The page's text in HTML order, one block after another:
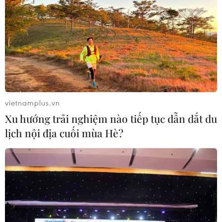
03/08/2026 03:13
Lịch thi đấu ASEAN Cup 2026 ngày
3/8: Việt Nam quyết đấu Indonesia
03/08/2026 01:40
Nhận định Việt Nam vs
Indonesia: Thầy Kim cần thay đổi để
giành chiến thắng?
03/08/2026 00:06
Đội tuyển Futsal Việt Nam giành
chiến thắng đậm tại giải đấu ở Thái
Lan
vietnamplus.vn
Xu hướng trải nghiệm nào tiếp tục dẫn dắt du
lịch nội địa cuối mùa Hè?